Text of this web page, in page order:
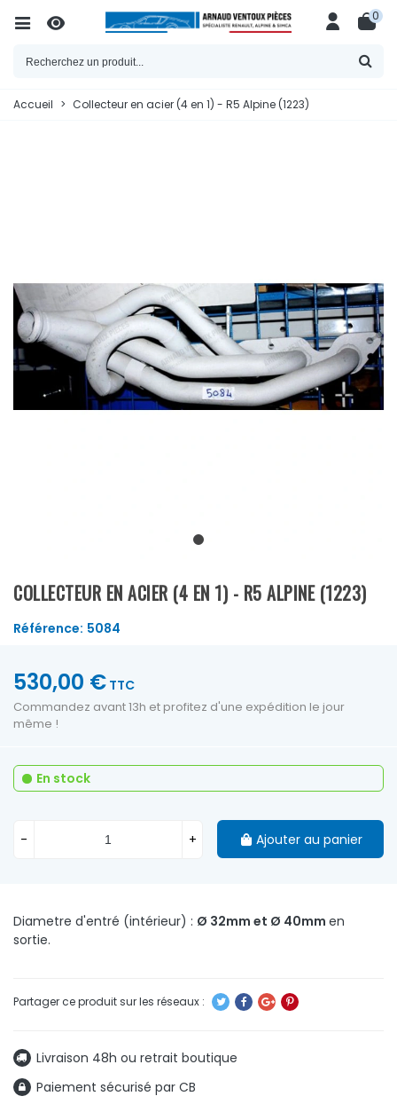
0
Accueil > Collecteur en acier (4 en 1) - R5 Alpine (1223)
COLLECTEUR EN ACIER (4 EN 1) - R5 ALPINE (1223)
Référence: 5084
Diametre d'entré (intérieur) : Ø 32mm et Ø 40mm en
sortie.
Livraison 48h ou retrait boutique
Paiement sécurisé par CB
530,00 € TTC
Commandez avant 13h et profitez d'une expédition le jour
même !
En stock
- + Ajouter au panier